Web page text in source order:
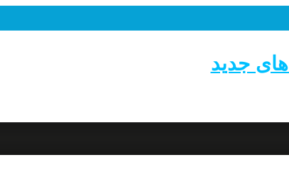
جدید